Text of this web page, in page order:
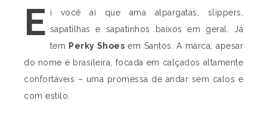
E i você aí que ama alpargatas, slippers,
sapatilhas e sapatinhos baixos em geral. Já
tem Perky Shoes em Santos. A marca, apesar
do nome é brasileira, focada em calçados altamente
confortáveis – uma promessa de andar sem calos e
com estilo.